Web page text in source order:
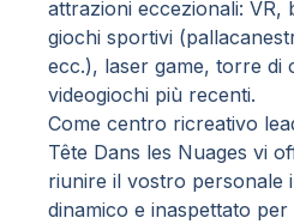
attrazioni eccezionali: VR,
giochi sportivi
ecc.), laser game, torre di
videogiochi più recenti.
Come centro ricreativo
Tête Dans les Nuages vi
riunire il vostro personale
dinamico e inaspettato per